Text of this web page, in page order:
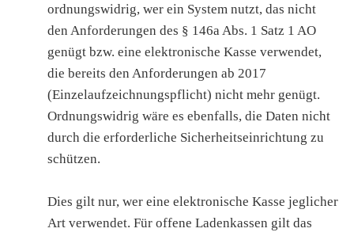
ordnungswidrig, wer ein System nutzt, das nicht
den Anforderungen des § 146a Abs. 1 Satz 1 AO
genügt bzw. eine elektronische Kasse verwendet,
die bereits den Anforderungen ab 2017
(Einzelaufzeichnungspflicht) nicht mehr genügt.
Ordnungswidrig wäre es ebenfalls, die Daten nicht
durch die erforderliche Sicherheitseinrichtung zu
schützen.
Dies gilt nur, wer eine elektronische Kasse jeglicher
Art verwendet. Für offene Ladenkassen gilt das